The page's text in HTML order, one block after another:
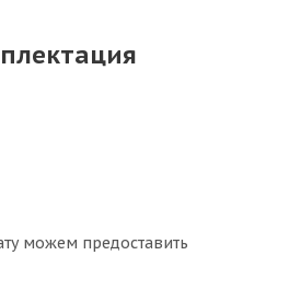
можем предоставить